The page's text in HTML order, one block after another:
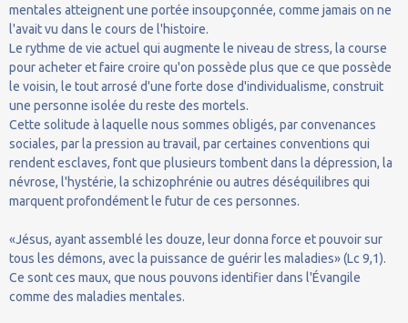
mentales atteignent une portée insoupçonnée, comme jamais on ne
l'avait vu dans le cours de l'histoire.
Le rythme de vie actuel qui augmente le niveau de stress, la course
pour acheter et faire croire qu'on possède plus que ce que possède
le voisin, le tout arrosé d'une forte dose d'individualisme, construit
une personne isolée du reste des mortels.
Cette solitude à laquelle nous sommes obligés, par convenances
sociales, par la pression au travail, par certaines conventions qui
rendent esclaves, font que plusieurs tombent dans la dépression, la
névrose, l'hystérie, la schizophrénie ou autres déséquilibres qui
marquent profondément le futur de ces personnes.
«Jésus, ayant assemblé les douze, leur donna force et pouvoir sur
tous les démons, avec la puissance de guérir les maladies» (Lc 9,1).
Ce sont ces maux, que nous pouvons identifier dans l'Évangile
comme des maladies mentales.